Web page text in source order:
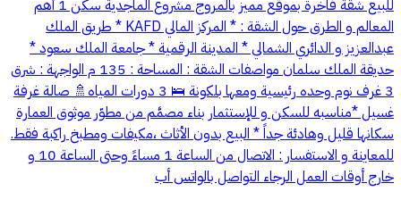
للبيع شقة فاخرة بموقع مميز بالمروج مشروع الماجدية سكن 1 أهم
المعالم و الطرق حول الشقة : * المركز المالي KAFD * طريق الملك
عبدالعزيز و الدائري الشمالي * المدينة الرقمية * جامعة الملك سعود *
حديقة الملك سلمان مواصفات الشقة : المساحة : 135 م الواجهة : شرق
3 غرف نوم وحده رئيسية ومعها بلكونة 🛌 3 دورات المياه🚿 صالة غرفة
غسيل *مناسبه للسكن و للإستثمار بناء مصمَّم من مطوّر موثوق العمارة
سكانها قليل وهادئة جداً * البيع بدون الأثاث ،مكيفات ومطبخ راكبة فقط.
للمعاينة و الاستفسار : الاتصال من الساعة 1 مساءً وحتى الساعة 10 و
خارج أوقات العمل الرجاء التواصل بالواتس أب